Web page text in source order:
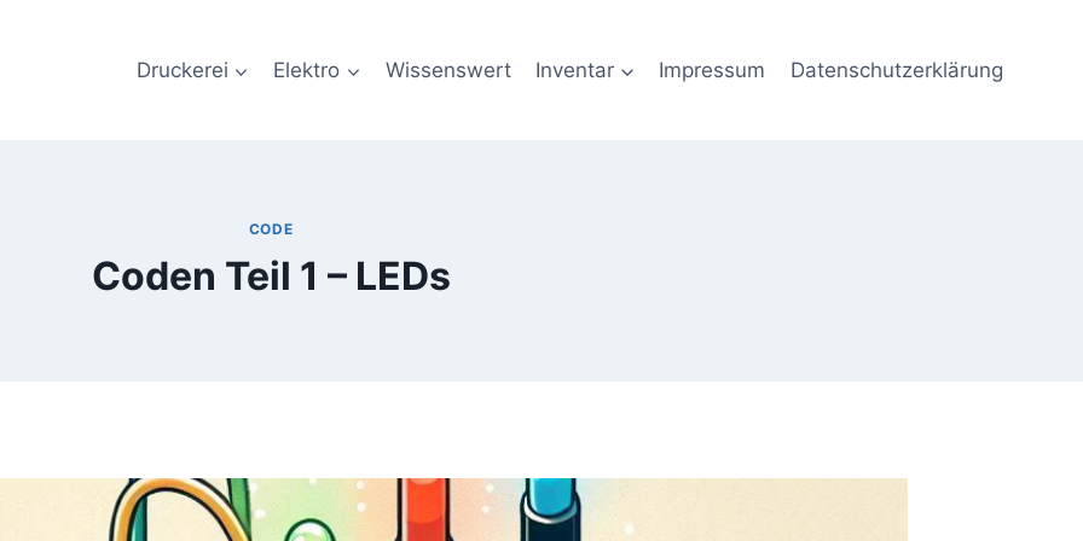
Druckerei Elektro Wissenswert Inventar Impressum Datenschutzerklärung
CODE
Coden Teil 1 – LEDs